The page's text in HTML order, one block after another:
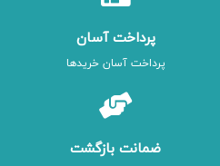
پرداخت آسان
پرداخت آسان خریدها
ضمانت بازگشت